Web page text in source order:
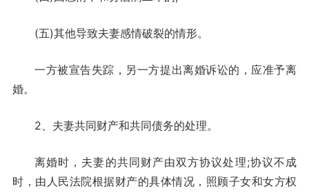
(五)其他导致夫妻感情破裂的情形。
一方被宣告失踪，另一方提出离婚诉讼的，应准予离
婚。
2、夫妻共同财产和共同债务的处理。
离婚时，夫妻的共同财产由双方协议处理;协议不成
时，由人民法院根据财产的具体情况，照顾子女和女方权